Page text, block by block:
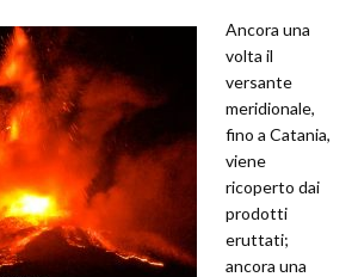
Ancora una
volta il
versante
meridionale,
fino a Catania,
viene
ricoperto dai
prodotti
eruttati;
ancora una